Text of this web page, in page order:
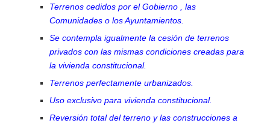
Terrenos cedidos por el Gobierno , las
Comunidades o los Ayuntamientos.
Se contempla igualmente la cesión de terrenos
privados con las mismas condiciones creadas para
la vivienda constitucional.
Terrenos perfectamente urbanizados.
Uso exclusivo para vivienda constitucional.
Reversión total del terreno y las construcciones a